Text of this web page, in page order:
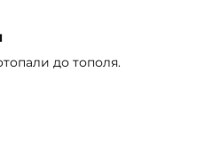
до тополя.